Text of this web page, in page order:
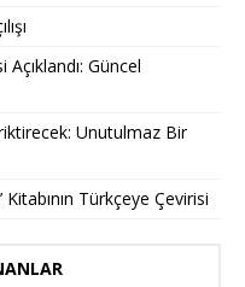
Güncel
Unutulmaz Bir
Türkçeye Çevirisi